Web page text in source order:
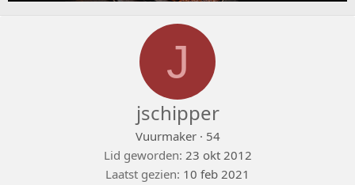
J
jschipper
Vuurmaker · 54
Lid geworden 23 okt 2012
Laatst gezien 10 feb 2021